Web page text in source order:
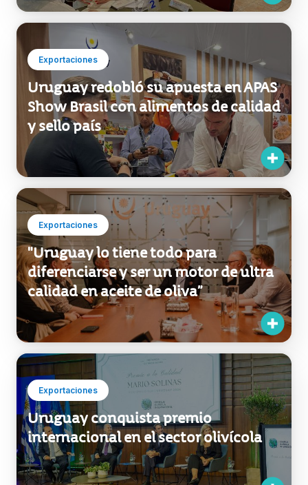
Exportaciones
Uruguay redobló su apuesta en APAS
Show Brasil con alimentos de calidad
y sello país
"Uruguay lo tiene todo para
diferenciarse y ser un motor de ultra
calidad en aceite de oliva”
Exportaciones
Uruguay conquista premio
internacional en el sector olivícola